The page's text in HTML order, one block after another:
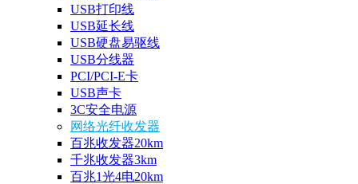
USB打印线
USB延长线
USB硬盘易驱线
USB分线器
PCI/PCI-E卡
USB声卡
3C安全电源
网络光纤收发器
百兆收发器20km
千兆收发器3km
百兆1光4电20km